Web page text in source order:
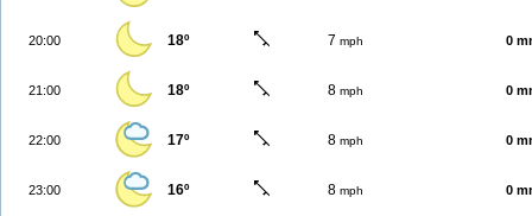
20:00 18º 7 mph 0
21:00 18º 8 mph 0
22:00 17º 8 mph 0
23:00 16º 8 mph 0